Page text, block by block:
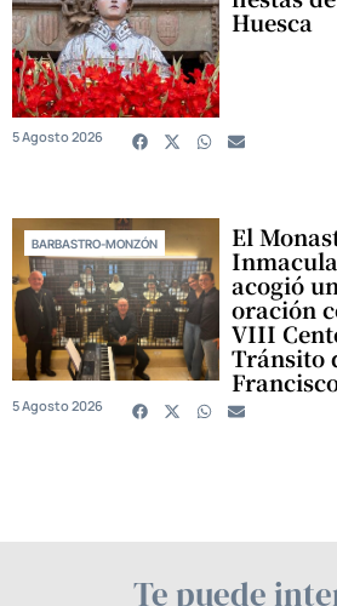
Huesca
5 Agosto 2026
BARBASTRO-MONZÓN El
acogió
oración
VIII
Tránsito
5 Agosto 2026
Te puede